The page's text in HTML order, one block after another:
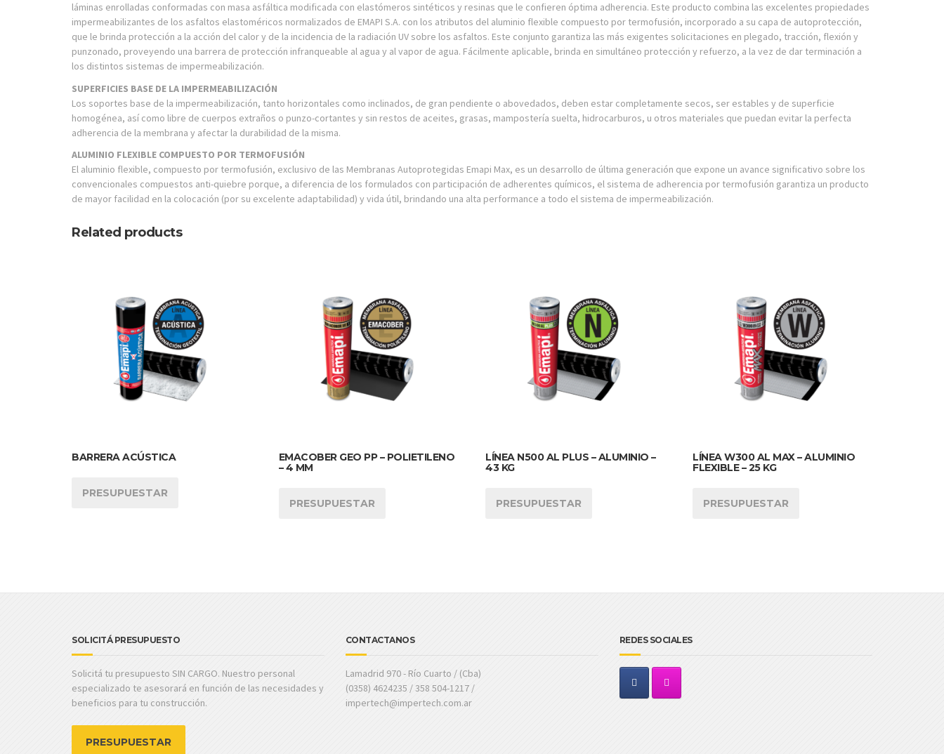
láminas enrolladas conformadas con masa asfáltica modificada con elastómeros sintéticos y resinas que le confieren óptima adherencia. Este producto combina las excelentes propiedades
impermeabilizantes de los asfaltos elastoméricos normalizados de EMAPI S.A. con los atributos del aluminio flexible compuesto por termofusión, incorporado a su capa de autoprotección,
que le brinda protección a la acción del calor y de la incidencia de la radiación UV sobre los asfaltos. Este conjunto garantiza las más exigentes solicitaciones en plegado, tracción, flexión y
punzonado, proveyendo una barrera de protección infranqueable al agua y al vapor de agua. Fácilmente aplicable, brinda en simultáneo protección y refuerzo, a la vez de dar terminación a
los distintos sistemas de impermeabilización.
SUPERFICIES BASE DE LA IMPERMEABILIZACIÓN
Los soportes base de la impermeabilización, tanto horizontales como inclinados, de gran pendiente o abovedados, deben estar completamente secos, ser estables y de superficie
homogénea, así como libre de cuerpos extraños o punzo-cortantes y sin restos de aceites, grasas, mampostería suelta, hidrocarburos, u otros materiales que puedan evitar la perfecta
adherencia de la membrana y afectar la durabilidad de la misma.
ALUMINIO FLEXIBLE COMPUESTO POR TERMOFUSIÓN
El aluminio flexible, compuesto por termofusión, exclusivo de las Membranas Autoprotegidas Emapi Max, es un desarrollo de última generación que expone un avance significativo sobre los
convencionales compuestos anti-quiebre porque, a diferencia de los formulados con participación de adherentes químicos, el sistema de adherencia por termofusión garantiza un producto
de mayor facilidad en la colocación (por su excelente adaptabilidad) y vida útil, brindando una alta performance a todo el sistema de impermeabilización.
Related products
BARRERA ACÚSTICA
PRESUPUESTAR
EMACOBER GEO PP – POLIETILENO
– 4 MM
PRESUPUESTAR
LÍNEA N500 AL PLUS – ALUMINIO –
43 KG
PRESUPUESTAR
LÍNEA W300 AL MAX – ALUMINIO
FLEXIBLE – 25 KG
PRESUPUESTAR
SOLICITÁ PRESUPUESTO
Solicitá tu presupuesto SIN CARGO. Nuestro personal
especializado te asesorará en función de las necesidades y
beneficios para tu construcción.
PRESUPUESTAR
CONTACTANOS
Lamadrid 970 - Río Cuarto / (Cba)
(0358) 4624235 / 358 504-1217 /
impertech@impertech.com.ar
REDES SOCIALES